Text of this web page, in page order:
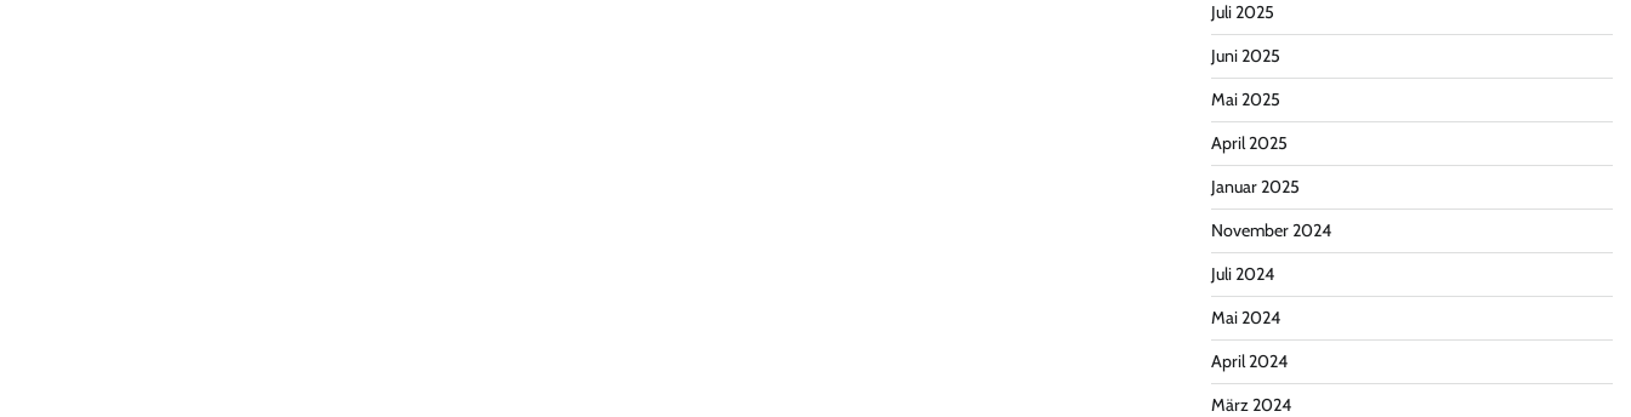
Juli 2025
Juni 2025
Mai 2025
April 2025
Januar 2025
November 2024
Juli 2024
Mai 2024
April 2024
März 2024